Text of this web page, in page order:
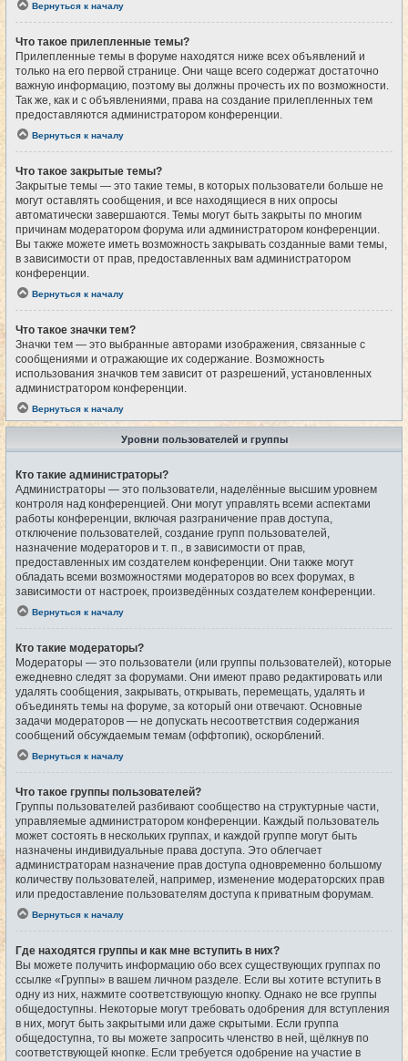
Вернуться к началу
Что такое прилепленные темы?
Прилепленные темы в форуме находятся ниже всех объявлений и
только на его первой странице. Они чаще всего содержат достаточно
важную информацию, поэтому вы должны прочесть их по возможности.
Так же, как и с объявлениями, права на создание прилепленных тем
предоставляются администратором конференции.
Вернуться к началу
Что такое закрытые темы?
Закрытые темы — это такие темы, в которых пользователи больше не
могут оставлять сообщения, и все находящиеся в них опросы
автоматически завершаются. Темы могут быть закрыты по многим
причинам модератором форума или администратором конференции.
Вы также можете иметь возможность закрывать созданные вами темы,
в зависимости от прав, предоставленных вам администратором
конференции.
Вернуться к началу
Что такое значки тем?
Значки тем — это выбранные авторами изображения, связанные с
сообщениями и отражающие их содержание. Возможность
использования значков тем зависит от разрешений, установленных
администратором конференции.
Вернуться к началу
Уровни пользователей и группы
Кто такие администраторы?
Администраторы — это пользователи, наделённые высшим уровнем
контроля над конференцией. Они могут управлять всеми аспектами
работы конференции, включая разграничение прав доступа,
отключение пользователей, создание групп пользователей,
назначение модераторов и т. п., в зависимости от прав,
предоставленных им создателем конференции. Они также могут
обладать всеми возможностями модераторов во всех форумах, в
зависимости от настроек, произведённых создателем конференции.
Вернуться к началу
Кто такие модераторы?
Модераторы — это пользователи (или группы пользователей), которые
ежедневно следят за форумами. Они имеют право редактировать или
удалять сообщения, закрывать, открывать, перемещать, удалять и
объединять темы на форуме, за который они отвечают. Основные
задачи модераторов — не допускать несоответствия содержания
сообщений обсуждаемым темам (оффтопик), оскорблений.
Вернуться к началу
Что такое группы пользователей?
Группы пользователей разбивают сообщество на структурные части,
управляемые администратором конференции. Каждый пользователь
может состоять в нескольких группах, и каждой группе могут быть
назначены индивидуальные права доступа. Это облегчает
администраторам назначение прав доступа одновременно большому
количеству пользователей, например, изменение модераторских прав
или предоставление пользователям доступа к приватным форумам.
Вернуться к началу
Где находятся группы и как мне вступить в них?
Вы можете получить информацию обо всех существующих группах по
ссылке «Группы» в вашем личном разделе. Если вы хотите вступить в
одну из них, нажмите соответствующую кнопку. Однако не все группы
общедоступны. Некоторые могут требовать одобрения для вступления
в них, могут быть закрытыми или даже скрытыми. Если группа
общедоступна, то вы можете запросить членство в ней, щёлкнув по
соответствующей кнопке. Если требуется одобрение на участие в